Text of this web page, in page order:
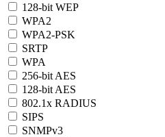
128-bit WEP
WPA2
WPA2-PSK
SRTP
WPA
256-bit AES
128-bit AES
802.1x RADIUS
SIPS
SNMPv3